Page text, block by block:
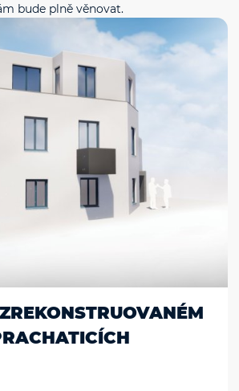
bude plně věnovat.